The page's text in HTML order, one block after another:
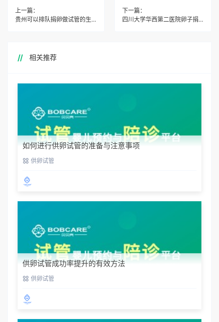
上一篇：
贵州可以排队捐卵做试管的生殖中心
下一篇：
四川大学华西第二医院卵子捐赠介绍与排队等待时间是多久
相关推荐
如何进行供卵试管的准备与注意事项
供卵试管
供卵试管成功率提升的有效方法
供卵试管